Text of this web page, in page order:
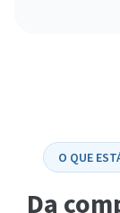
O QUE
Da